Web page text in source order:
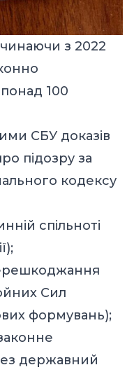
з 2022
100
СБУ доказів
підозру за
кодексу
спільноті
Сил
формувань);
державний